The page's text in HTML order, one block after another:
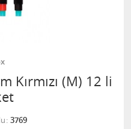
Kırmızı (M) 12 li
3769